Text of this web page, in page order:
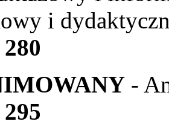
i
280
-
295